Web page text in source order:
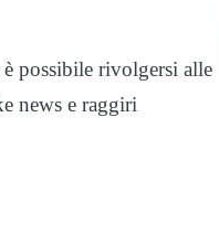
possibile rivolgersi alle
news e raggiri